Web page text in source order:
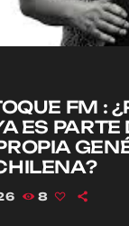
FM :
ES PARTE
8